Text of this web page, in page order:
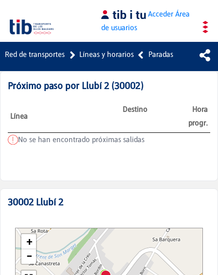
Saltar al contenido principal AccederÁrea
de usuarios
Red de transportes Líneas y horarios Paradas
Próximo paso por Llubí 2 (30002)
Línea
Destino
Hora
progr.
No se han encontrado próximas salidas
30002 Llubí 2